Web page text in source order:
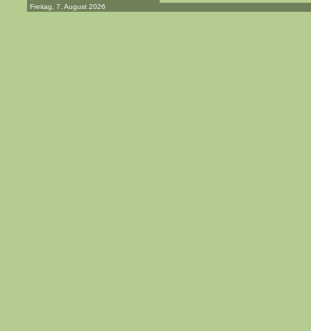
Freitag, 7. August 2026